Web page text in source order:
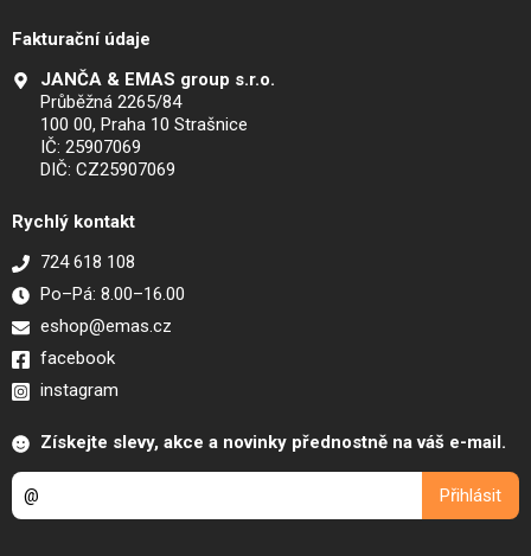
Fakturační údaje
JANČA & EMAS group s.r.o.
Průběžná 2265/84
100 00, Praha 10 Strašnice
IČ: 25907069
DIČ: CZ25907069
Rychlý kontakt
724 618 108
Po–Pá: 8.00–16.00
eshop@emas.cz
facebook
instagram
Získejte slevy, akce a novinky přednostně na váš e-mail.